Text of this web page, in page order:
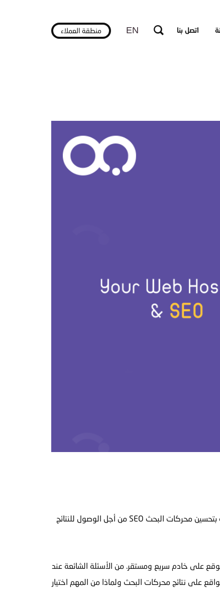
منطقة العملاء EN اتصل بنا
عدد المواقع على الإنترنت في تزايد مستمر، والجميع يبحث الآن عن كيفية تحسين ترتيب صفحات موقعه بمحركات البحث أو ما يُعرف بتحسين محركات البحث SEO من أجل الوصول للنتائج
على خادم سريع ومستقر. من الأسئلة الشائعة عند
على نتائج محركات البحث ولماذا من المهم اختيار